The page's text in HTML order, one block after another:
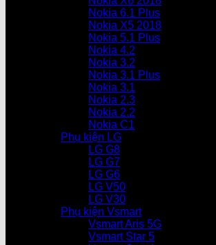
Nokia 6.1 Plus
Nokia X5 2018
Nokia 5.1 Plus
Nokia 4.2
Nokia 3.2
Nokia 3.1 Plus
Nokia 3.1
Nokia 2.3
Nokia 2.2
Nokia C1
Phụ kiện LG
LG G8
LG G7
LG G6
LG V50
LG V30
Phụ kiện Vsmart
Vsmart Aris 5G
Vsmart Star 5